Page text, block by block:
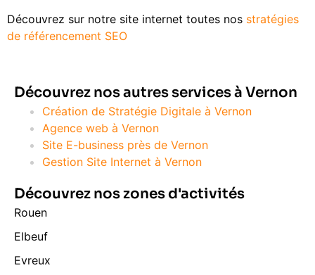
Découvrez sur notre site internet toutes nos stratégies
de référencement SEO
Découvrez nos autres services à Vernon
Création de Stratégie Digitale à Vernon
Agence web à Vernon
Site E-business près de Vernon
Gestion Site Internet à Vernon
Découvrez nos zones d'activités
Rouen
Elbeuf
Evreux